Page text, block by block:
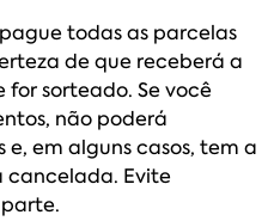
todas as parcelas
de que receberá a
sorteado. Se você
não poderá
em alguns casos, tem a
cancelada. Evite